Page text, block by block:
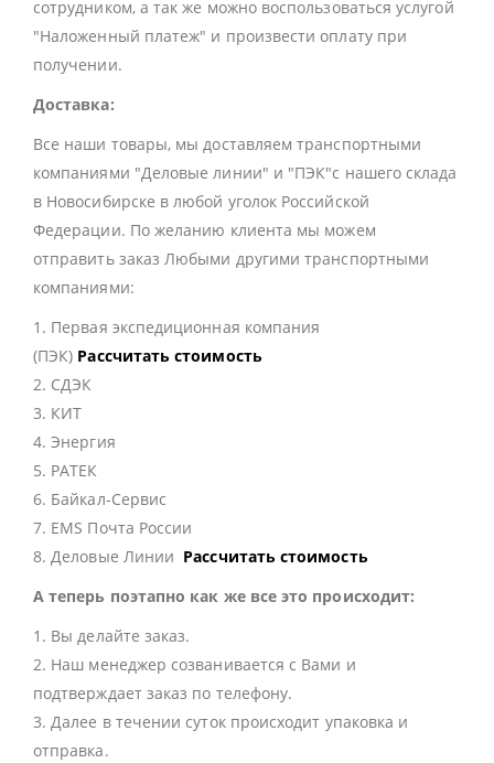
сотрудником, а так же можно воспользоваться услугой
"Наложенный платеж" и произвести оплату при
получении.
Доставка:
Все наши товары, мы доставляем транспортными
компаниями "Деловые линии" и "ПЭК"с нашего склада
в Новосибирске в любой уголок Российской
Федерации. По желанию клиента мы можем
отправить заказ Любыми другими транспортными
компаниями:
1. Первая экспедиционная компания
(ПЭК) Рассчитать стоимость
2. СДЭК
3. КИТ
4. Энергия
5. РАТЕК
6. Байкал-Сервис
7. EMS Почта России
8. Деловые Линии Рассчитать стоимость
А теперь поэтапно как же все это происходит:
1. Вы делайте заказ.
2. Наш менеджер созванивается с Вами и
подтверждает заказ по телефону.
3. Далее в течении суток происходит упаковка и
отправка.